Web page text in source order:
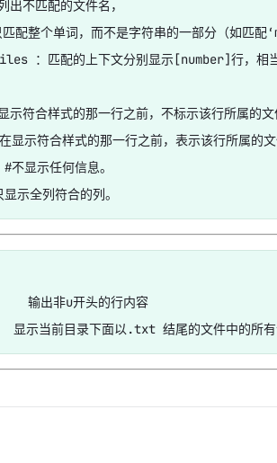
匹配的文件名，
个单词，而不是字符串的一部分（如匹配
：匹配的上下文分别显示[number]行，相
合样式的那一行之前，不标示该行所属的文
符合样式的那一行之前，表示该行所属的文
显示任何信息。
出非u开头的行内容